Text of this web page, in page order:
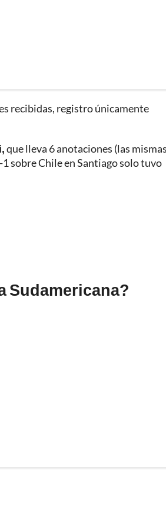
recibidas, registro únicamente
que lleva 6 anotaciones (las
sobre Chile en Santiago solo tuvo
Sudamericana?